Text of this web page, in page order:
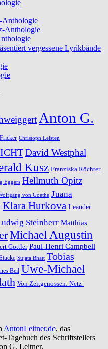
Anthologie
Anthologie
vergessene Lyrikbände
Anton G.
Christoph Leisten
David Westphal
Kusz Franziska Röchter
Eggers Hellmuth Opitz
von Goethe Juana
Klara Hurkova Leander
Steinherr Matthias
Michael Augustin
Göttler Paul-Henri Campbell
Sujata Bhatt Tobias
Beil Uwe-Michael
Von Zeitgenossen: Netz-
AntonLeitner.de, das
Tagebuch des Schriftstellers
G. Leitner.